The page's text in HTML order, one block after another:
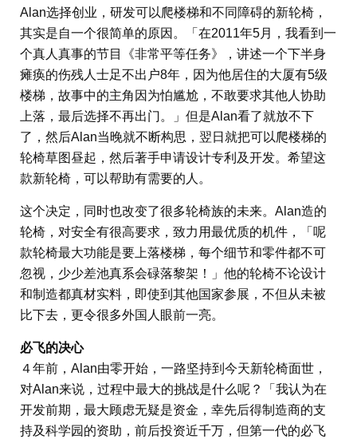
Alan选择创业，研发可以爬楼梯和不同障碍的新轮椅，
其实是自一个很简单的原因。「在2011年5月，我看到一
个真人真事的节目《非常平等任务》，讲述一个下半身
瘫痪的伤残人士足不出户8年，因为他居住的大厦有5级
楼梯，故事中的主角因为怕尴尬，不敢要求其他人协助
上落，最后选择不再出门。」但是Alan看了就放不下
了，然后Alan当晚就不断构思，翌日就把可以爬楼梯的
轮椅草图昼起，然后著手申请设计专利及开发。希望这
款新轮椅，可以帮助有需要的人。
这个决定，同时也改变了很多轮椅族的未来。Alan造的
轮椅，对安全有很高要求，致力用最优质的机件，「呢
款轮椅最大功能是要上落楼梯，每个细节和零件都不可
忽视，少少差池真系会碌落黎架！」他的轮椅不论设计
和制造都真材实料，即使到其他国家参展，不但从未被
比下去，更令很多外国人眼前一亮。
必飞的决心
４年前，Alan由零开始，一路坚持到今天新轮椅面世，
对Alan来说，过程中最大的挑战是什么呢？「我认为在
开发前期，最大顾虑无疑是资金，幸先后得制造商的支
持及科学园的资助，前后投资近千万，但第一代的必飞